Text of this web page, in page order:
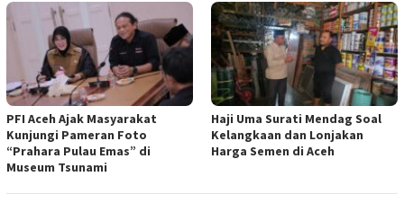
PFI Aceh Ajak Masyarakat
Kunjungi Pameran Foto
“Prahara Pulau Emas” di
Museum Tsunami
Haji Uma Surati Mendag Soal
Kelangkaan dan Lonjakan
Harga Semen di Aceh